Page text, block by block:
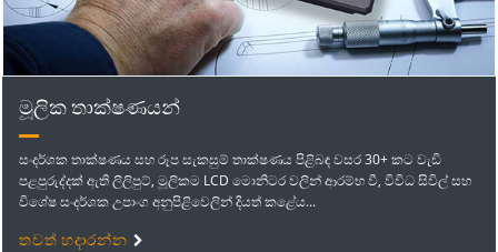
මූලික තාක්ෂණයන්
සංදර්ශක තාක්ෂණය සහ රූප සැකසුම් තාක්ෂණය පිළිබඳ වසර 30+ කට වැඩි
පළපුරුද්දක් ඇති ලිලිපුට්, මූලිකම LCD මොනිටර වලින් ආරම්භ වී, විවිධ සිවිල් සහ
විශේෂ සංදර්ශක උපාංග අනුපිළිවෙලින් දියත් කළේය...
තවත් හදාරන්න